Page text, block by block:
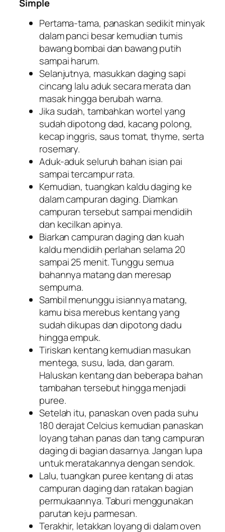
Simple
Pertama-tama, panaskan sedikit minyak
dalam panci besar kemudian tumis
bawang bombai dan bawang putih
sampai harum.
Selanjutnya, masukkan daging sapi
cincang lalu aduk secara merata dan
masak hingga berubah warna.
Jika sudah, tambahkan wortel yang
sudah dipotong dad, kacang polong,
kecap inggris, saus tomat, thyme, serta
rosemary.
Aduk-aduk seluruh bahan isian pai
sampai tercampur rata.
Kemudian, tuangkan kaldu daging ke
dalam campuran daging. Diamkan
campuran tersebut sampai mendidih
dan kecilkan apinya.
Biarkan campuran daging dan kuah
kaldu mendidih perlahan selama 20
sampai 25 menit. Tunggu semua
bahannya matang dan meresap
sempurna.
Sambil menunggu isiannya matang,
kamu bisa merebus kentang yang
sudah dikupas dan dipotong dadu
hingga empuk.
Tiriskan kentang kemudian masukan
mentega, susu, lada, dan garam.
Haluskan kentang dan beberapa bahan
tambahan tersebut hingga menjadi
puree.
Setelah itu, panaskan oven pada suhu
180 derajat Celcius kemudian panaskan
loyang tahan panas dan tang campuran
daging di bagian dasarnya. Jangan lupa
untuk meratakannya dengan sendok.
Lalu, tuangkan puree kentang di atas
campuran daging dan ratakan bagian
permukaannya. Taburi menggunakan
parutan keju parmesan.
Terakhir, letakkan loyang di dalam oven